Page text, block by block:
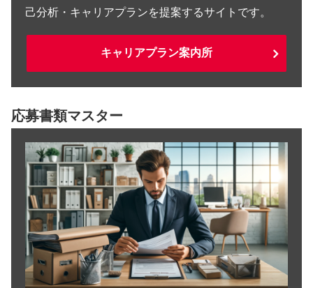
己分析・キャリアプランを提案するサイトです。
キャリアプラン案内所
応募書類マスター